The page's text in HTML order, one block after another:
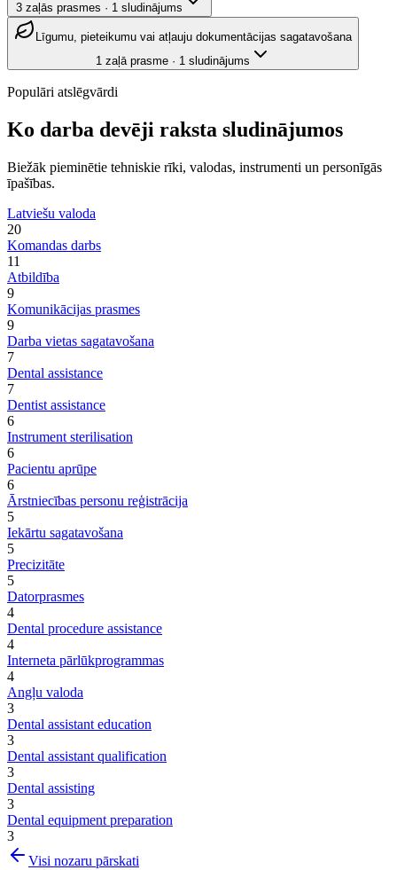
3 zaļās prasmes · 1 sludinājums
Līgumu, pieteikumu vai atļauju dokumentācijas sagatavošana
1 zaļā prasme· 1 sludinājums
Populāri atslēgvārdi
Ko darba devēji raksta sludinājumos
Biežāk pieminētie tehniskie rīki, valodas, instrumenti un personīgās
īpašības.
Latviešu valoda
20
Komandas darbs
11
Atbildība
9
Komunikācijas prasmes
9
Darba vietas sagatavošana
7
Dental assistance
7
Dentist assistance
6
Instrument sterilisation
6
Pacientu aprūpe
6
Ārstniecības personu reģistrācija
5
Iekārtu sagatavošana
5
Precizitāte
5
Datorprasmes
4
Dental procedure assistance
4
Interneta pārlūkprogrammas
4
Angļu valoda
3
Dental assistant education
3
Dental assistant qualification
3
Dental assisting
3
Dental equipment preparation
3
Visi nozaru pārskati